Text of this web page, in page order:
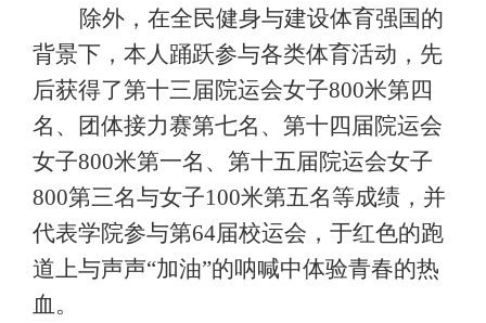
除外，在全民健身与建设体育强国的
背景下，本人踊跃参与各类体育活动，先
后获得了第十三届院运会女子800米第四
名、团体接力赛第七名、第十四届院运会
女子800米第一名、第十五届院运会女子
800第三名与女子100米第五名等成绩，并
代表学院参与第64届校运会，于红色的跑
道上与声声“加油”的呐喊中体验青春的热
血。